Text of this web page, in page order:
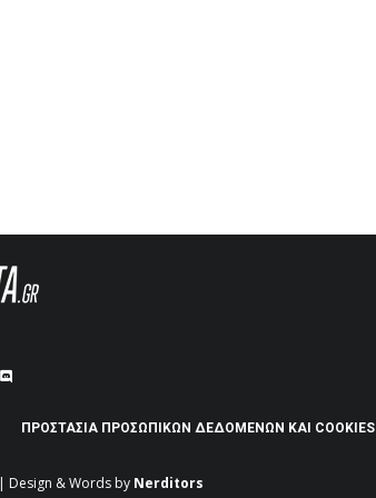
ΠΡΟΣΤΑΣΊΑ ΠΡΟΣΩΠΙΚΏΝ ΔΕΔΟΜΈΝΩΝ ΚΑΙ COOKIES
| Design & Words by Nerditors